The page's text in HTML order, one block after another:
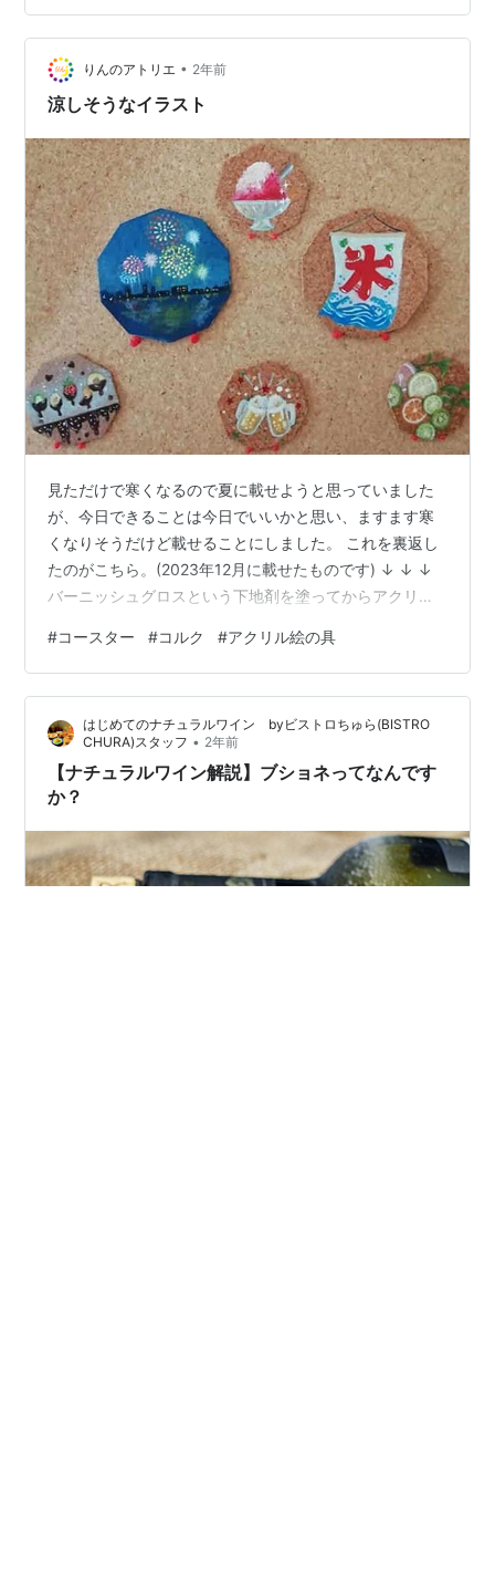
ばと考えています。 それではやってみよう('ω')ﾉ 次の２
色のうち、どちらかを選んでください。結果は下～ ～～
結果 ～～ 萌葱色を選んだ方… ありがとうをしっかり言い
ま…
りんのアトリエ • 2年前
涼しそうなイラスト
見ただけで寒くなるので夏に載せようと思っていました
が、今日できることは今日でいいかと思い、ますます寒
くなりそうだけど載せることにしました。 これを裏返し
たのがこちら。(2023年12月に載せたものです) ↓ ↓ ↓
バーニッシュグロスという下地剤を塗ってからアクリル
トレーシングペーパーやトレースボード等は持っていな
いのでいきなり下描きしています。そのためいびつなの
がいい味を出しているかもしれません。(自分で言う) ち
なみにこれは、コースターとしてだけではなく壁に掛け
るか貼るかすれば傷や汚れ隠しとしても活用します。(笑)
。。。。。。。。。。…
#コースター #コルク #アクリル絵の具
はじめてのナチュラルワイン byビストロちゅら(BISTRO
CHURA)スタッフ • 2年前
【ナチュラルワイン解説】ブショネってなんです
か？